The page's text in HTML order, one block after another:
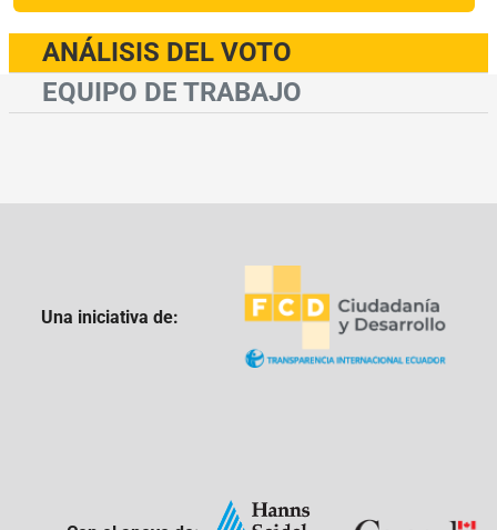
ANÁLISIS DEL VOTO
EQUIPO DE TRABAJO
Una iniciativa de: